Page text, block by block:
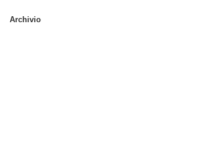
Archivio